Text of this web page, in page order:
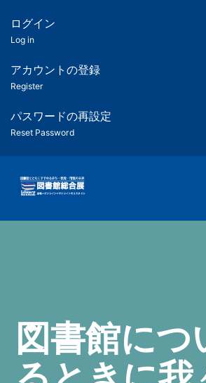
ツ
匿
名
ユ
ー
ー
用
メ
ログイン
Log in
アカウントの登録
Register
パスワードの再設定
Reset Password
図書館につ